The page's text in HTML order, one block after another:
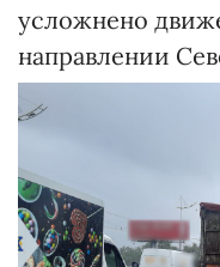
усложнено
направлении